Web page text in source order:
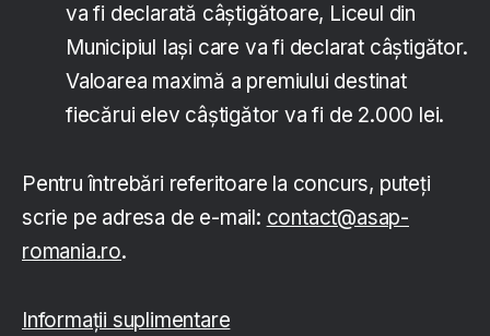
va fi declarată câştigătoare, Liceul din
Municipiul Iaşi care va fi declarat câştigător.
Valoarea maximă a premiului destinat
fiecărui elev câştigător va fi de 2.000 lei.
Pentru întrebări referitoare la concurs, puteți
scrie pe adresa de e-mail: contact@asap-
romania.ro.
Informații suplimentare